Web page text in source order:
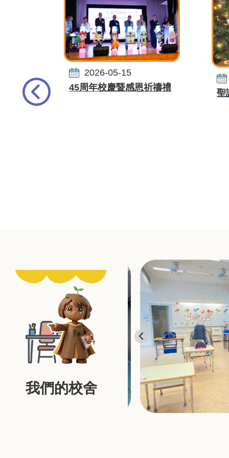
2026-05-15
45周年校慶暨感恩祈禱禮
聖
我們的校舍